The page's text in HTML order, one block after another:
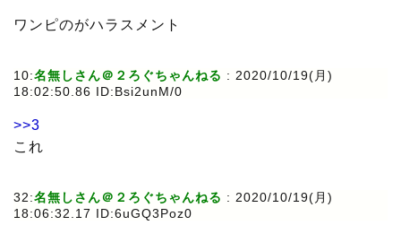
ワンピのがハラスメント
10:名無しさん＠２ろぐちゃんねる : 2020/10/19(月)
18:02:50.86 ID:Bsi2unM/0
>>3
これ
32:名無しさん＠２ろぐちゃんねる : 2020/10/19(月)
18:06:32.17 ID:6uGQ3Poz0